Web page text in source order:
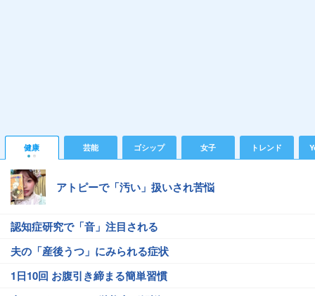
健康 芸能 ゴシップ 女子 トレンド
アトピーで「汚い」扱いされ苦悩
認知症研究で「音」注目される
夫の「産後うつ」にみられる症状
1日10回 お腹引き締まる簡単習慣